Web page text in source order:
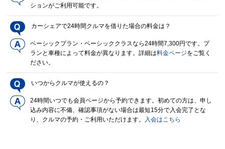
ションがご利用可能です。
カーシェアで24時間クルマを借りた場合の料金は？
ベーシックプラン・ベーシッククラスなら24時間7,300円です。プ
ランと車種によって料金が異なります。詳細は料金ページをご覧く
ださい。
いつからクルマが使えるの？
24時間いつでも会員ページから予約できます。初めての方は、申し
込み内容に不備、確認事項がない場合は最短15分で入会完了とな
り、クルマの予約・ご利用いただけます。
入会はこちら